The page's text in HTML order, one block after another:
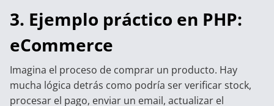
3. Ejemplo práctico en PHP:
eCommerce
Imagina el proceso de comprar un producto. Hay
mucha lógica detrás como podría ser verificar stock,
procesar el pago, enviar un email, actualizar el